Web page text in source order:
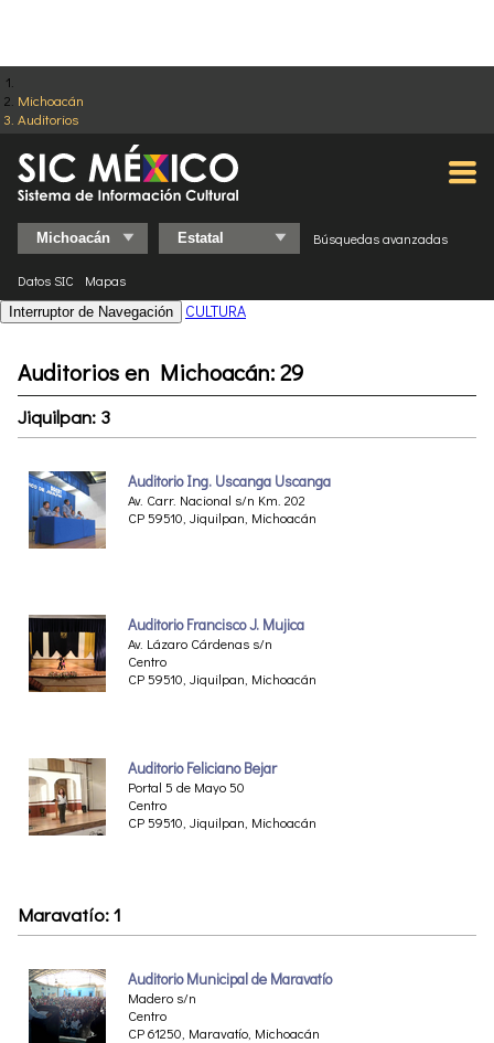
Michoacán
Auditorios
Búsquedas avanzadas
Datos SIC Mapas
Interruptor de Navegación CULTURA
Auditorios en Michoacán: 29
Jiquilpan: 3
Auditorio Ing. Uscanga Uscanga
Av. Carr. Nacional s/n Km. 202
CP 59510, Jiquilpan, Michoacán
Auditorio Francisco J. Mujica
Av. Lázaro Cárdenas s/n
Centro
CP 59510, Jiquilpan, Michoacán
Auditorio Feliciano Bejar
Portal 5 de Mayo 50
Centro
CP 59510, Jiquilpan, Michoacán
Maravatío: 1
Auditorio Municipal de Maravatío
Madero s/n
Centro
CP 61250, Maravatío, Michoacán